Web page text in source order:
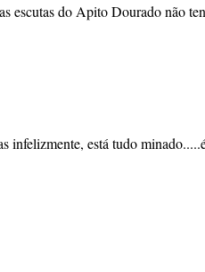
escutas do Apito Dourado não
está tudo